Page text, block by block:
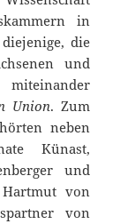
in
die
und
Union. Zum
neben
Künast,
und
von
von